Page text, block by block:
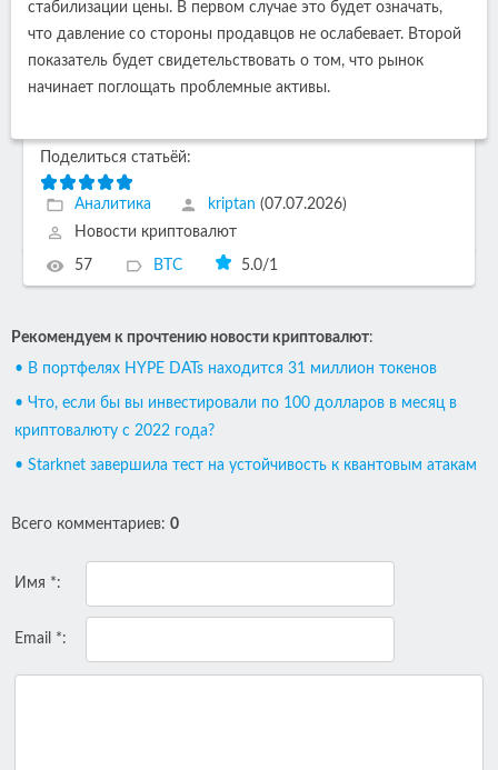
стабилизации цены. В первом случае это будет означать,
что давление со стороны продавцов не ослабевает. Второй
показатель будет свидетельствовать о том, что рынок
начинает поглощать проблемные активы.
Поделиться статьёй:
Аналитика kriptan (07.07.2026)
Новости криптовалют
57 BTC 5.0/1
Рекомендуем к прочтению новости криптовалют:
• В портфелях HYPE DATs находится 31 миллион токенов
• Что, если бы вы инвестировали по 100 долларов в месяц в
криптовалюту с 2022 года?
• Starknet завершила тест на устойчивость к квантовым атакам
Всего комментариев: 0
Имя *:
Email *: